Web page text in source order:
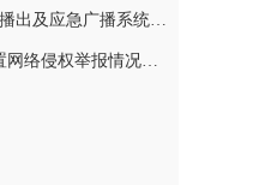
新邵县融媒体中心电视播出及应急广播系统二级等保测评项目询价采购公告
关于2026年7月受理处置网络侵权举报情况的公示